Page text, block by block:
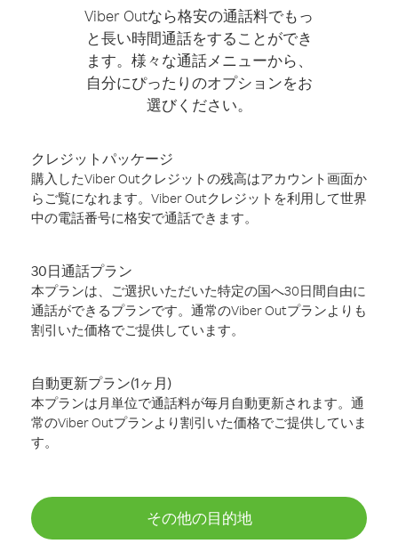
Viber Outなら格安の通話料でもっ
と長い時間通話をすることができ
ます。様々な通話メニューから、
自分にぴったりのオプションをお
選びください。
クレジットパッケージ
購入したViber Outクレジットの残高はアカウント画面か
らご覧になれます。Viber Outクレジットを利用して世界
中の電話番号に格安で通話できます。
30日通話プラン
本プランは、ご選択いただいた特定の国へ30日間自由に
通話ができるプランです。通常のViber Outプランよりも
割引いた価格でご提供しています。
自動更新プラン(1ヶ月)
本プランは月単位で通話料が毎月自動更新されます。通
常のViber Outプランより割引いた価格でご提供していま
す。
その他の目的地